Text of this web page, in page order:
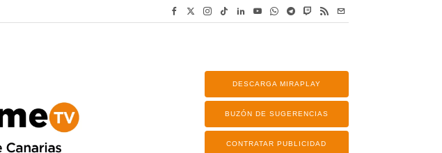
DESCARGA MIRAPLAY
BUZÓN DE SUGERENCIAS
CONTRATAR PUBLICIDAD